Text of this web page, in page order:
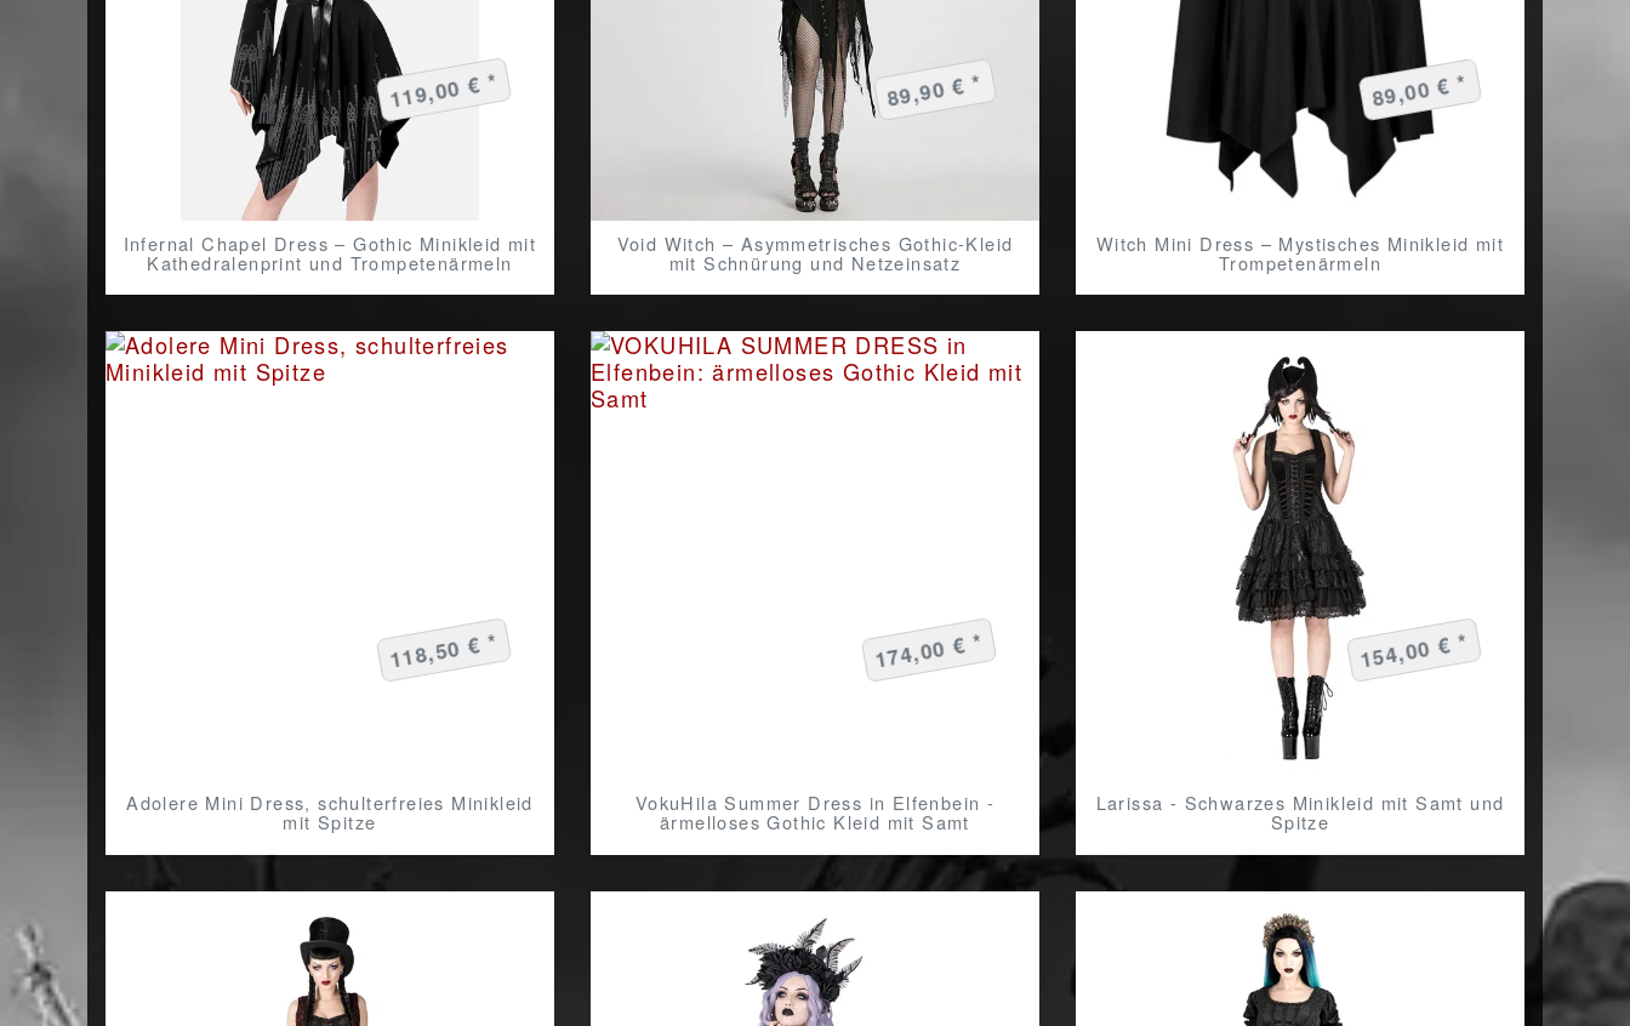
Infernal Chapel Dress – Gothic Minikleid mit
Kathedralenprint und Trompetenärmeln
119,00 € *
Void Witch – Asymmetrisches Gothic-Kleid
mit Schnürung und Netzeinsatz
89,90 € *
Witch Mini Dress – Mystisches Minikleid mit
Trompetenärmeln
89,00 € *
Adolere Mini Dress, schulterfreies Minikleid
mit Spitze
118,50 € *
VokuHila Summer Dress in Elfenbein -
ärmelloses Gothic Kleid mit Samt
174,00 € *
Larissa - Schwarzes Minikleid mit Samt und
Spitze
154,00 € *